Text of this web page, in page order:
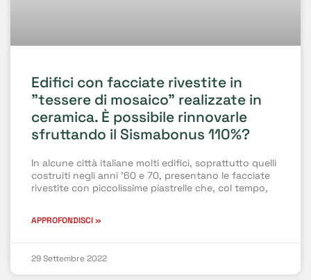
Edifici con facciate rivestite in
"tessere di mosaico" realizzate in
ceramica. È possibile rinnovarle
sfruttando il Sismabonus 110%?
In alcune città italiane molti edifici, soprattutto quelli
costruiti negli anni ’60 e 70, presentano le facciate
rivestite con piccolissime piastrelle che, col tempo,
APPROFONDISCI »
29 Settembre 2022